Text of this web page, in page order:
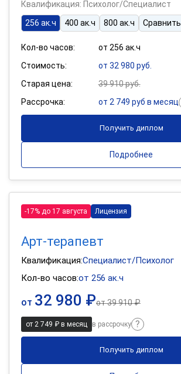
Квалификация: Психолог/Специалист
256 ак.ч
400 ак.ч 800 ак.ч Сравнить
Кол-во часов:
от 256 ак.ч
Стоимость:
от 32 980 руб.
Старая цена:
39 910 руб.
Рассрочка:
от 2 749 руб в месяц
Получить диплом
Подробнее
-17% до 17 августа Лицензия
Арт-терапевт
Квалификация:Специалист/Психолог
Кол-во часов:от 256 ак.ч
от 32 980 ₽от39 910 ₽
от 2 749 ₽ в месяц в рассрочку
Получить диплом